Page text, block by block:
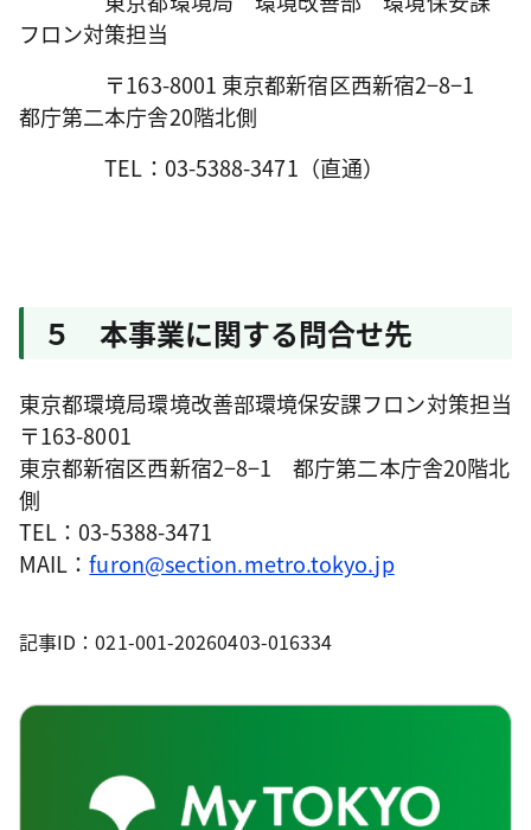
フロン対策担当
〒163-8001 東京都新宿区西新宿2−8−1
都庁第二本庁舎20階北側
TEL：03-5388-3471（直通）
５ 本事業に関する問合せ先
東京都環境局環境改善部環境保安課フロン対策担当
〒163-8001
東京都新宿区西新宿2−8−1 都庁第二本庁舎20階北
側
TEL：03-5388-3471
MAIL：furon@section.metro.tokyo.jp
記事ID：021-001-20260403-016334